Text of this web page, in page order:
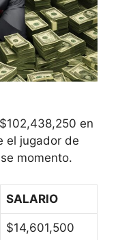
en
el jugador de
momento.
SALARIO
$14,601,500